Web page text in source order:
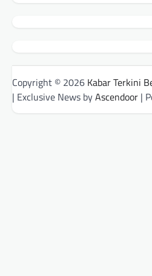
Copyright © 2026 Kabar Terkini
| Exclusive News byAscendoor |